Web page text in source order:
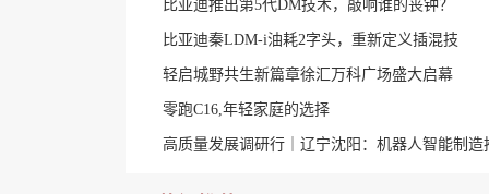
比亚迪推出第5代DM技术，敲响谁的丧钟？
比亚迪秦LDM-i油耗2字头，重新定义插混技
轻启城野共生新篇章徐汇万科广场盛大启幕
零跑C16,年轻家庭的选择
高质量发展调研行｜辽宁沈阳：机器人智能制造